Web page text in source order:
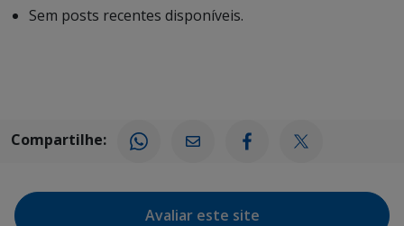
Sem posts recentes disponíveis.
Compartilhe:
Avaliar este site